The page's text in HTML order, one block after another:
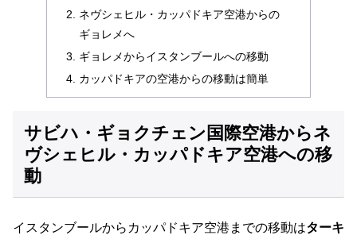
ネヴシェヒル・カッパドキア空港からの
ギョレメへ
ギョレメからイスタンブールへの移動
カッパドキアの空港からの移動は簡単
サビハ・ギョクチェン国際空港からネ
ヴシェヒル・カッパドキア空港への移
動
イスタンブールからカッパドキア空港までの移動はターキ